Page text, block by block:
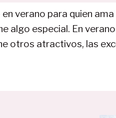
verano para quien
algo especial. En
otros atractivos, las